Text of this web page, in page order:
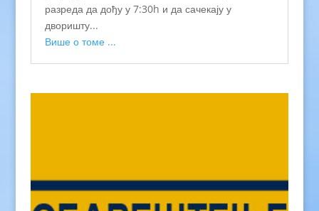
разреда да дођу у 7:30h и да сачекају у
дворишту...
Више о томе ...